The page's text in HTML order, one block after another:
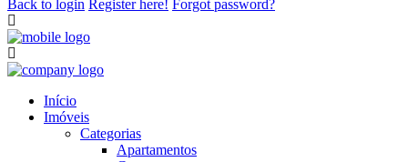
Back to login Register here! Forgot password?
Início
Imóveis
Categorias
Apartamentos